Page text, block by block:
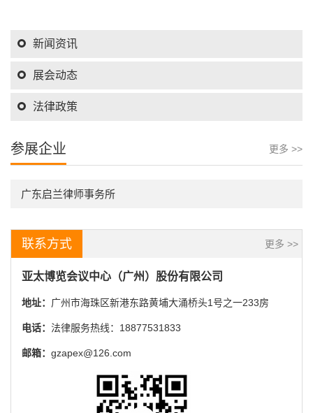
新闻资讯
展会动态
法律政策
参展企业 更多 >>
广东启兰律师事务所
联系方式 更多 >>
亚太博览会议中心（广州）股份有限公司
地址： 广州市海珠区新港东路黄埔大涌桥头1号之一233房
电话： 法律服务热线：18877531833
邮箱： gzapex@126.com